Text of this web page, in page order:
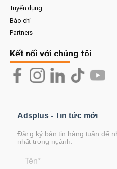
Tuyển dụng
Báo chí
Partners
Kết nối với chúng tôi